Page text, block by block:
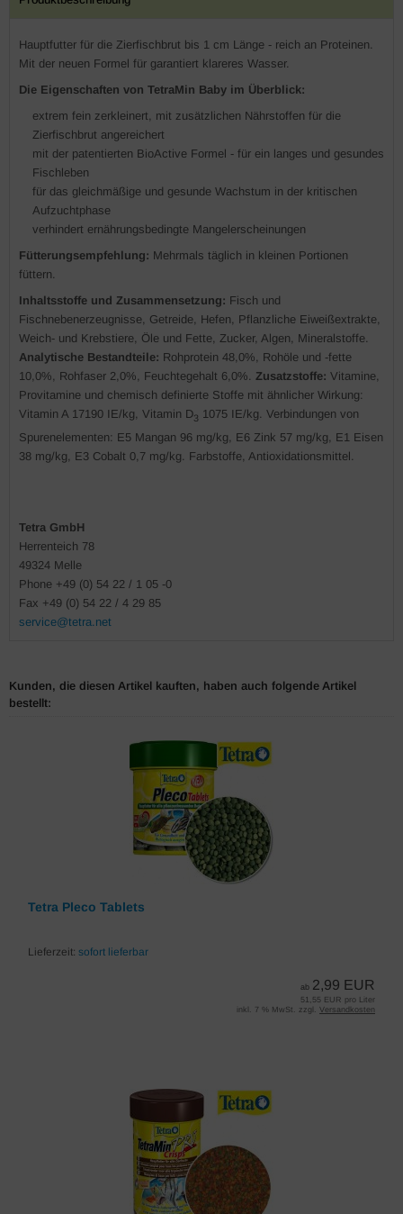
Hauptfutter für die Zierfischbrut bis 1 cm Länge - reich an Proteinen.
Mit der neuen Formel für garantiert klareres Wasser.
Die Eigenschaften von TetraMin Baby im Überblick:
extrem fein zerkleinert, mit zusätzlichen Nährstoffen für die
Zierfischbrut angereichert
mit der patentierten BioActive Formel - für ein langes und gesundes
Fischleben
für das gleichmäßige und gesunde Wachstum in der kritischen
Aufzuchtphase
verhindert ernährungsbedingte Mangelerscheinungen
Fütterungsempfehlung: Mehrmals täglich in kleinen Portionen
füttern.
Inhaltsstoffe und Zusammensetzung: Fisch und
Fischnebenerzeugnisse, Getreide, Hefen, Pflanzliche Eiweißextrakte,
Weich- und Krebstiere, Öle und Fette, Zucker, Algen, Mineralstoffe.
Analytische Bestandteile: Rohprotein 48,0%, Rohöle und -fette
10,0%, Rohfaser 2,0%, Feuchtegehalt 6,0%. Zusatzstoffe: Vitamine,
Provitamine und chemisch definierte Stoffe mit ähnlicher Wirkung:
Vitamin A 17190 IE/kg, Vitamin D3 1075 IE/kg. Verbindungen von
Spurenelementen: E5 Mangan 96 mg/kg, E6 Zink 57 mg/kg, E1 Eisen
38 mg/kg, E3 Cobalt 0,7 mg/kg. Farbstoffe, Antioxidationsmittel.
Tetra GmbH
Herrenteich 78
49324 Melle
Phone +49 (0) 54 22 / 1 05 -0
Fax +49 (0) 54 22 / 4 29 85
service@tetra.net
Kunden, die diesen Artikel kauften, haben auch folgende Artikel
bestellt:
Tetra Pleco Tablets
Lieferzeit: sofort lieferbar
ab 2,99 EUR
51,55 EUR pro Liter
inkl. 7 % MwSt. zzgl. Versandkosten